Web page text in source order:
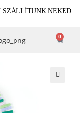
SZÁLLÍTUNK NEKED
0